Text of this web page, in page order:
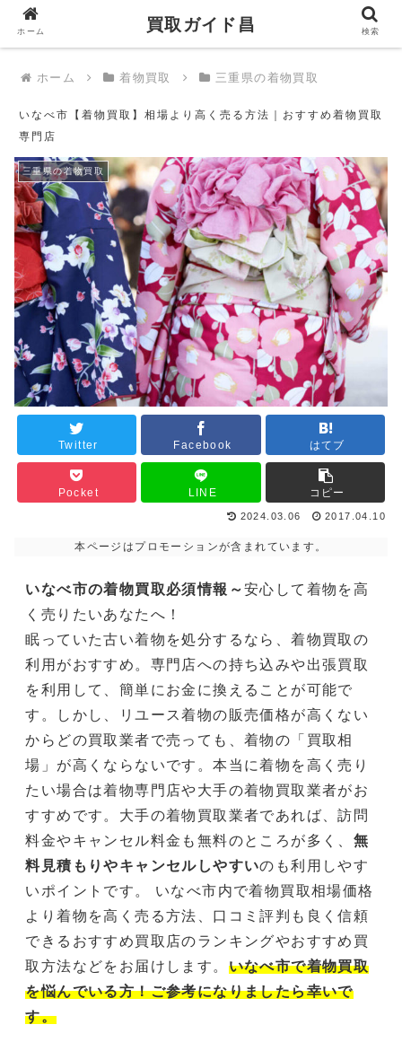
買取ガイド昌
ホーム 着物買取 三重県の着物買取
いなべ市【着物買取】相場より高く売る方法｜おすすめ着物買取
専門店
三重県の着物買取
Twitter Facebook はてブ
Pocket LINE コピー
2024.03.06 2017.04.10
本ページはプロモーションが含まれています。
いなべ市の着物買取必須情報～安心して着物を高
く売りたいあなたへ！
眠っていた古い着物を処分するなら、着物買取の
利用がおすすめ。専門店への持ち込みや出張買取
を利用して、簡単にお金に換えることが可能で
す。しかし、リユース着物の販売価格が高くない
からどの買取業者で売っても、着物の「買取相
場」が高くならないです。本当に着物を高く売り
たい場合は着物専門店や大手の着物買取業者がお
すすめです。大手の着物買取業者であれば、訪問
料金やキャンセル料金も無料のところが多く、 無
料見積もりやキャンセルしやすいのも利用しやす
いポイントです。 いなべ市内で着物買取相場価格
より着物を高く売る方法、口コミ評判も良く信頼
できるおすすめ買取店のランキングやおすすめ買
取方法などをお届けします。 いなべ市で着物買取
を悩んでいる方！ご参考になりましたら幸いで
す。
ホーム 買取ガイド昌 検索